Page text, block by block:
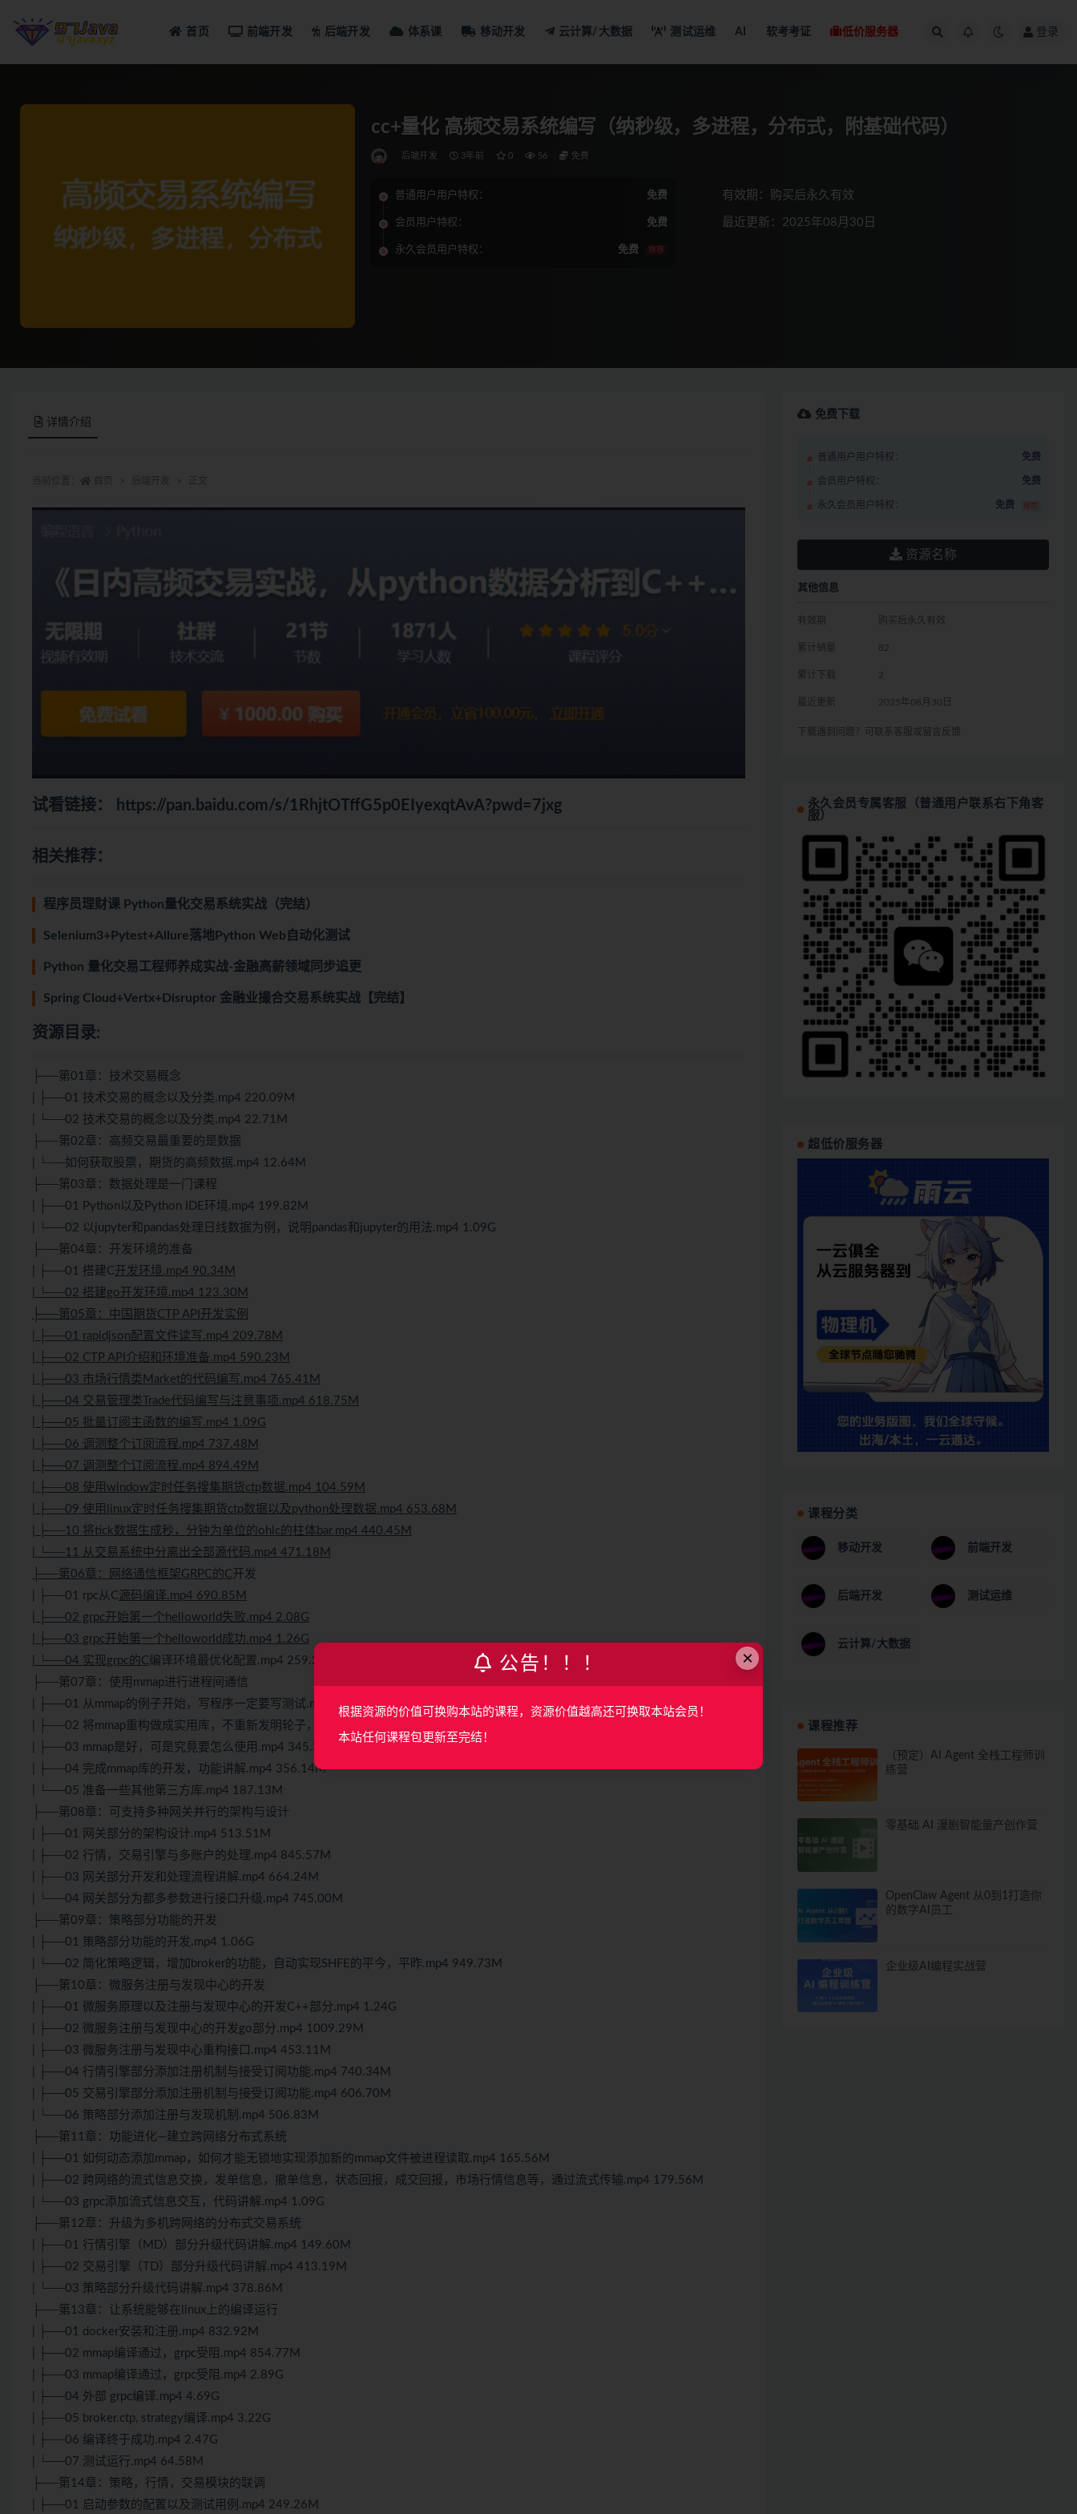
首页 前端开发 后端开发 体系课 移动开发 云计算/大数据 测试运维 AI 软考考证 低价服务器 登录
cc+量化 高频交易系统编写（纳秒级，多进程，分布式，附基础代码）
后端开发 3年前 0 56 免费
普通用户用户特权： 免费
会员用户特权： 免费
永久会员用户特权： 免费 推荐
有效期：购买后永久有效
最近更新：2025年08月30日
详情介绍
试看链接： https://pan.baidu.com/s/1RhjtOTffG5p0EIyexqtAvA?pwd=7jxg
相关推荐：
程序员理财课 Python量化交易系统实战（完结）
Selenium3+Pytest+Allure落地Python Web自动化测试
Python 量化交易工程师养成实战-金融高薪领域同步追更
Spring Cloud+Vertx+Disruptor 金融业撮合交易系统实战【完结】
资源目录:
├──第01章：技术交易概念
| ├──01 技术交易的概念以及分类.mp4 220.09M
| └──02 技术交易的概念以及分类.mp4 22.71M
├──第02章：高频交易最重要的是数据
| └──如何获取股票，期货的高频数据.mp4 12.64M
├──第03章：数据处理是一门课程
| ├──01 Python 以及 Python IDE环境.mp4 199.82M
| └──02 以jupyter和pandas处理日线数据为例，说明pandas和jupyter的用法.mp4 1.09G
├──第04章：开发环境的准备
| ├──01 搭建C开发环境.mp4 90.34M
| └──02 搭建go开发环境.mp4 123.30M
├──第05章：中国期货CTP API开发实例
| ├──01 rapidjson配置文件读写.mp4 209.78M
| ├──02 CTP API介绍和环境准备.mp4 590.23M
| ├──03 市场行情类Market的代码编写.mp4 765.41M
| ├──04 交易管理类Trade代码编写与注意事项.mp4 618.75M
| ├──05 批量订阅主函数的编写.mp4 1.09G
| ├──06 调测整个订阅流程.mp4 737.48M
| ├──07 调测整个订阅流程.mp4 894.49M
| ├──08 使用window定时任务搜集期货ctp数据.mp4 104.59M
| ├──09 使用linux定时任务搜集期货ctp数据以及python处理数据.mp4 653.68M
| ├──10 将tick数据生成秒，分钟为单位的ohlc的柱体bar.mp4 440.45M
| └──11 从交易系统中分离出全部源代码.mp4 471.18M
├──第06章：网络通信框架GRPC的C开发
| ├──01 rpc从C源码编译.mp4 690.85M
| ├──02 grpc开始第一个helloworld失败.mp4 2.08G
| ├──03 grpc开始第一个helloworld成功.mp4 1.26G
| └──04 实现grpc的C编译环境最优化配置.mp4 259.26M
├──第07章：使用mmap进行进程间通信
| ├──01 从mmap的例子开始，写程序一定要写测试.mp4 682.27M
| ├──02 将mmap重构做成实用库，不重新发明轮子，而是重新制造轮子.mp4 737.26M
| ├──03 mmap是好，可是究竟要怎么使用.mp4 345.22M
| ├──04 完成mmap库的开发，功能讲解.mp4 356.14M
| └──05 准备一些其他第三方库.mp4 187.13M
├──第08章：可支持多种网关并行的架构与设计
| ├──01 网关部分的架构设计.mp4 513.51M
| ├──02 行情，交易引擎与多账户的处理.mp4 845.57M
| ├──03 网关部分开发和处理流程讲解.mp4 664.24M
| └──04 网关部分为都多参数进行接口升级.mp4 745.00M
├──第09章：策略部分功能的开发
| ├──01 策略部分功能的开发.mp4 1.06G
| └──02 简化策略逻辑，增加broker的功能，自动实现SHFE的平今，平昨.mp4 949.73M
├──第10章： 微服务注册与发现中心的开发
| ├──01 微服务原理以及注册与发现中心的开发C++部分.mp4 1.24G
| ├──02 微服务注册与发现中心的开发go部分.mp4 1009.29M
| ├──03 微服务注册与发现中心重构接口.mp4 453.11M
| ├──04 行情引擎部分添加注册机制与接受订阅功能.mp4 740.34M
| ├──05 交易引擎部分添加注册机制与接受订阅功能.mp4 606.70M
| └──06 策略部分添加注册与发现机制.mp4 506.83M
├──第11章：功能进化—建立跨网络分布式 系统
| ├──01 如何动态添加mmap，如何才能无锁地实现添加新的mmap文件被进程读取.mp4 165.56M
| ├──02 跨网络的流式信息交换，发单信息，撤单信息，状态回报，成交回报，市场行情信息等，通过流式传输.mp4 179.56M
| └──03 grpc添加流式信息交互，代码讲解.mp4 1.09G
├──第12章：升级为多机跨网络的分布式交易系统
| ├──01 行情引擎（MD）部分升级代码讲解.mp4 149.60M
| ├──02 交易引擎（TD）部分升级代码讲解.mp4 413.19M
| └──03 策略部分升级代码讲解.mp4 378.86M
├──第13章：让系统能够在linux上的编译运行
| ├──01 docker安装和注册.mp4 832.92M
| ├──02 mmap编译通过，grpc受阻.mp4 854.77M
| ├──03 mmap编译通过，grpc受阻.mp4 2.89G
| ├──04 外部 grpc编译.mp4 4.69G
| ├──05 broker.ctp, strategy编译.mp4 3.22G
| ├──06 编译终于成功.mp4 2.47G
| └──07 测试运行.mp4 64.58M
├──第14章：策略，行情，交易模块的联调
| ├──01 启动参数的配置以及测试用例.mp4 249.26M
免费下载
普通用户用户特权： 免费
会员用户特权： 免费
永久会员用户特权： 免费 推荐
资源名称
其他信息
有效期 购买后永久有效
累计销量 82
累计下载 2
最近更新 2025年08月30日
下载遇到问题？可联系客服或留言反馈
永久会员专属客服（普通用户联系右下角客
服）
超低价服务器
课程分类
移动开发 前端开发
后端开发 测试运维
云计算/大数据
课程推荐
（预定）AI Agent 全栈工程师训
练营
零基础 AI 漫剧智能量产创作营
OpenClaw Agent 从0到1打造你
的数字AI员工
企业级AI编程实战营
×
公告！！！
根据资源的价值可换购本站的课程，资源价值越高还可换取本站会员！
本站任何课程包更新至完结！